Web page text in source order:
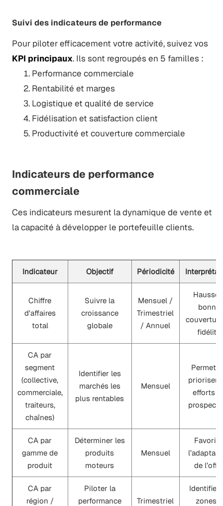
Suivi des indicateurs de performance
Pour piloter efficacement votre activité, suivez vos
KPI principaux. Ils sont regroupés en 5 familles :
Performance commerciale
Rentabilité et marges
Logistique et qualité de service
Fidélisation et satisfaction client
Productivité et couverture commerciale
Indicateurs de performance
commerciale
Ces indicateurs mesurent la dynamique de vente et
la capacité à développer le portefeuille clients.
Indicateur Objectif Périodicité
Chiffre
d'affaires
total
Suivre la
croissance
globale
Mensuel /
Trimestriel
/ Annuel
Hausse
bonne
fidélité
CA par
segment
(collective,
commerciale,
traiteurs,
chaînes)
Identifier les
marchés les
plus rentables
Mensuel
Permet
prioriser
efforts
CA par
gamme de
produit
Déterminer les
produits
moteurs
Mensuel
de
CA par
région /
Piloter la
performance
Trimestriel
Identifie
zones à